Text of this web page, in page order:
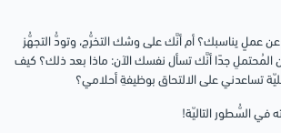
عملٍ يناسبك؟ أم أنَّك على وشك التخرُّج، وتودُّ التجهُّز
المُحتملِ جدًا أنَّك تسأل نفسك الآن: ماذا بعد ذلك؟ كيف
تساعدني على الالتحاق بوظيفةِ أحلامي؟
في السُّطور التاليّة!